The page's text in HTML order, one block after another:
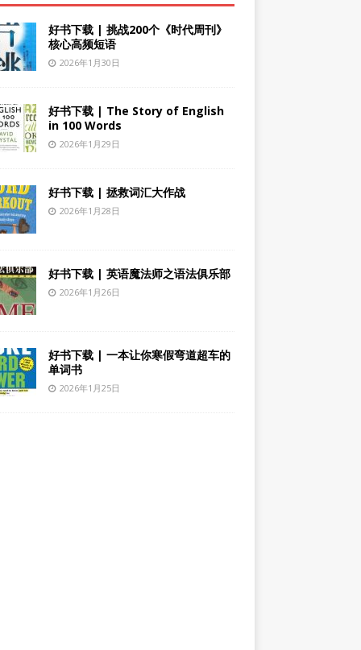
好书下载 | 挑战200个《时代周刊》
核心高频短语
2026年1月30日
好书下载 | The Story of English
in 100 Words
2026年1月29日
好书下载 | 拯救词汇大作战
2026年1月28日
好书下载 | 英语魔法师之语法俱乐部
2026年1月26日
好书下载 | 一本让你寒假弯道超车的
单词书
2026年1月25日